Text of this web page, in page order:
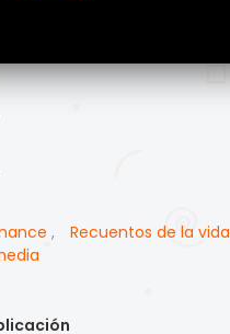
, Recuentos de la vida